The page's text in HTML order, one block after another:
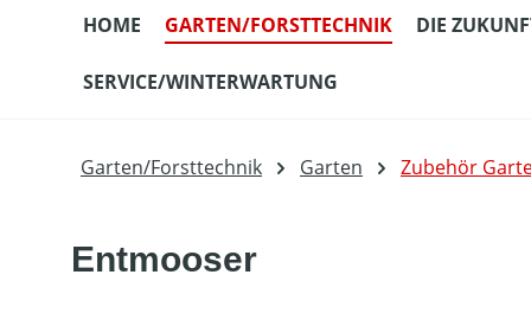
HOME GARTEN/FORSTTECHNIK DIE
SERVICE/WINTERWARTUNG
Garten/Forsttechnik Garten Zubehör
Entmooser